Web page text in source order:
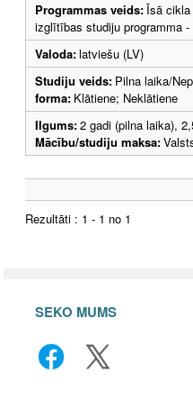
Programmas veids:Īsā cikla
izglītības studiju programma
Valoda:latviešu (LV)
Studiju veids: Pilna laika/
forma: Klātiene; Neklātiene
Ilgums:2 gadi (pilna laika),
Mācību/studiju maksa:
Rezultāti : 1 - 1 no 1
SEKO MUMS